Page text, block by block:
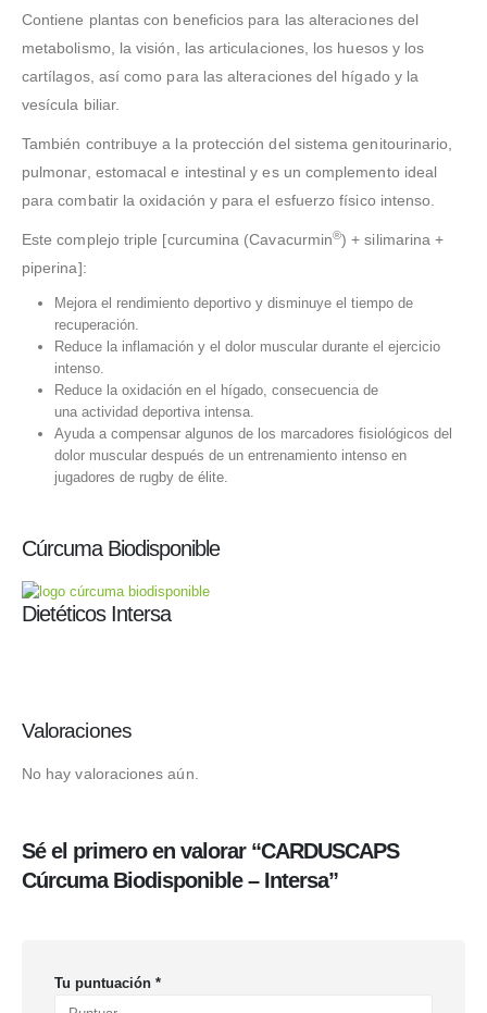
Contiene plantas con beneficios para las alteraciones del
metabolismo, la visión, las articulaciones, los huesos y los
cartílagos, así como para las alteraciones del hígado y la
vesícula biliar.
También contribuye a la protección del sistema genitourinario,
pulmonar, estomacal e intestinal y es un complemento ideal
para combatir la oxidación y para el esfuerzo físico intenso.
Este complejo triple [curcumina (Cavacurmin®) + silimarina +
piperina]:
Mejora el rendimiento deportivo y disminuye el tiempo de
recuperación.
Reduce la inflamación y el dolor muscular durante el ejercicio
intenso.
Reduce la oxidación en el hígado, consecuencia de
una actividad deportiva intensa.
Ayuda a compensar algunos de los marcadores fisiológicos del
dolor muscular después de un entrenamiento intenso en
jugadores de rugby de élite.
Cúrcuma Biodisponible
Dietéticos Intersa
Valoraciones
No hay valoraciones aún.
Sé el primero en valorar “CARDUSCAPS
Cúrcuma Biodisponible – Intersa”
Tu puntuación *